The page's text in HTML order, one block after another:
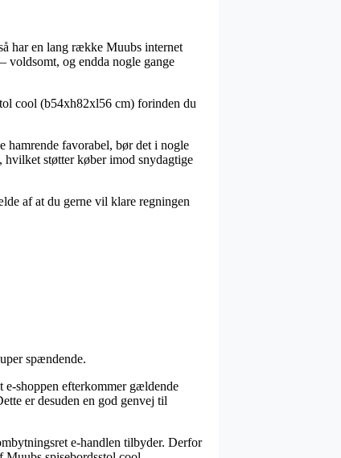
har en lang række Muubs internet
voldsomt, og endda nogle gange
cool (b54xh82xl56 cm) forinden du
favorabel, bør det i nogle
støtter køber imod snydagtige
af at du gerne vil klare regningen
spændende.
shoppen efterkommer gældende
er desuden en god genvej til
e-handlen tilbyder. Derfor